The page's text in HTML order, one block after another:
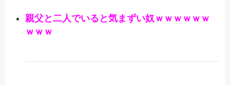
親父と二人でいると気まずい奴ｗｗｗｗｗｗ
ｗｗｗ